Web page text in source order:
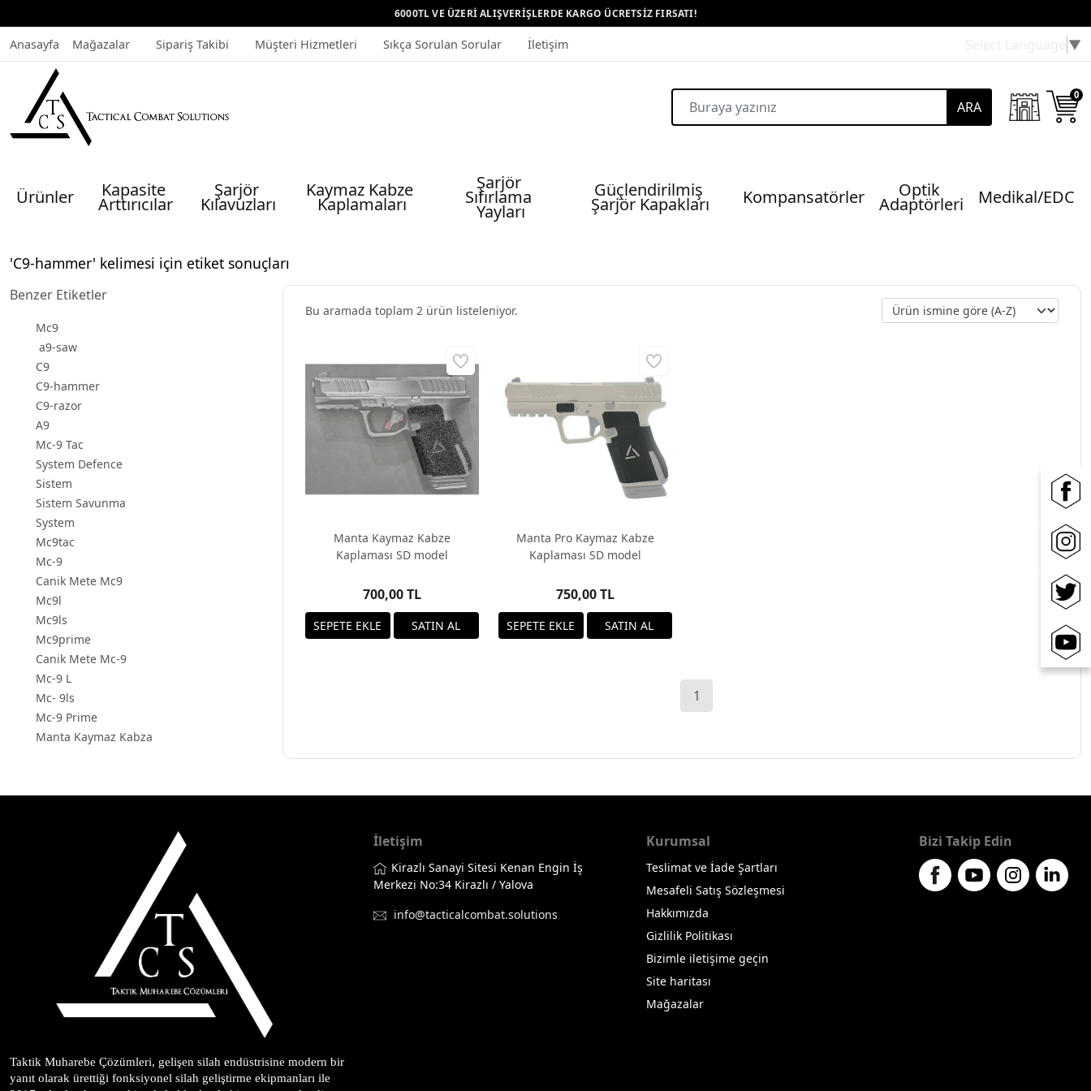
6000TL VE ÜZERİ ALIŞVERİŞLERDE KARGO ÜCRETSİZ FIRSATI!
Anasayfa Mağazalar Sipariş Takibi Müşteri Hizmetleri Sıkça Sorulan Sorular İletişim ▼
ARA
0
Ürünler Kapasite
Arttırıcılar
Şarjör
Kılavuzları
Kaymaz Kabze
Kaplamaları
Şarjör
Sıfırlama
Yayları
Güçlendirilmiş
Şarjör Kapakları Kompansatörler Optik
Adaptörleri Medikal/EDC
'C9-hammer' kelimesi için etiket sonuçları
Benzer Etiketler
Mc9
a9-saw
C9
C9-hammer
C9-razor
A9
Mc-9 Tac
System Defence
Sistem
Sistem Savunma
System
Mc9tac
Mc-9
Canik Mete Mc9
Mc9l
Mc9ls
Mc9prime
Canik Mete Mc-9
Mc-9 L
Mc- 9ls
Mc-9 Prime
Manta Kaymaz Kabza
Bu aramada toplam 2 ürün listeleniyor.
Manta Kaymaz Kabze
Kaplaması SD model
700,00 TL
Manta Pro Kaymaz Kabze
Kaplaması SD model
750,00 TL
1
Taktik Muharebe Çözümleri, gelişen silah endüstrisine modern bir
yanıt olarak ürettiği fonksiyonel silah geliştirme ekipmanları ile
İletişim
Kirazlı Sanayi Sitesi Kenan Engin İş
Merkezi No:34 Kirazlı / Yalova
info@tacticalcombat.solutions
Kurumsal
Teslimat ve İade Şartları
Mesafeli Satış Sözleşmesi
Hakkımızda
Gizlilik Politikası
Bizimle iletişime geçin
Site haritası
Mağazalar
Bizi Takip Edin